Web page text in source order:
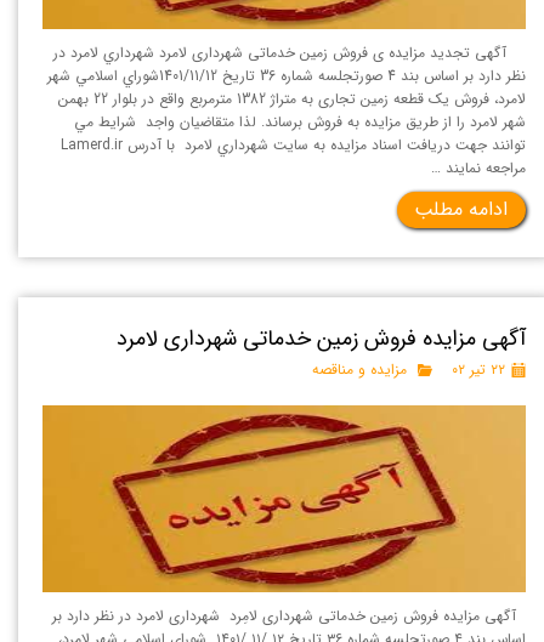
آگهی تجدید مزایده ی فروش زمین خدماتی شهرداری لامرد شهرداري لامرد در
نظر دارد بر اساس بند 4 صورتجلسه شماره 36 تاريخ 1401/11/12شوراي اسلامي شهر
لامرد، فروش یک قطعه زمین تجاری به متراژ 1382 مترمربع واقع در بلوار 22 بهمن
شهر لامرد را از طريق مزايده به فروش برساند. لذا متقاضيان واجد شرايط مي
توانند جهت دريافت اسناد مزايده به سايت شهرداري لامرد با آدرس Lamerd.ir
مراجعه نمايند …
ادامه مطلب
آگهی مزایده فروش زمین خدماتی شهرداری لامرد
۲۲ تیر ۰۲ مزایده و مناقصه
آگهی مزایده فروش زمین خدماتی شهرداری لامِرد شهرداری لامرد در نظر دارد بر